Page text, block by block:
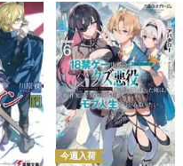
今週入荷